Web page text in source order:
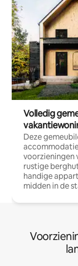
Volledig
Deze
voorzieningen
rustige
handige
midden in de